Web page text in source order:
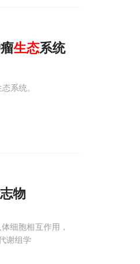
生态系统
系统。
物
细胞相互作用，
谢组学